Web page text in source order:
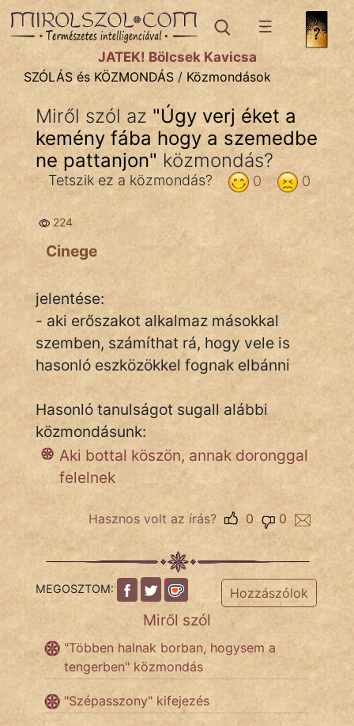
SZÓLÁS ÉS KÖZMONDÁStémák:
Bibliai
Közmondások
Rímelő
Szólások
Tréfás
IRODALOM
SZÓLÁS
KÖZMONDÁS
PSZICHO
ZENE
FILM
TÖRTÉNELEM
JÁTÉK! Bölcsek Kavicsa
SZÓLÁS és KÖZMONDÁS / Közmondások
Miről szól az "Úgy verj éket a
kemény fába hogy a szemedbe
ne pattanjon" közmondás?
0
0
Tetszik ez a közmondás?
224
Cinege
jelentése:
- aki erőszakot alkalmaz másokkal
szemben, számíthat rá, hogy vele is
hasonló eszközökkel fognak elbánni
Hasonló tanulságot sugall alábbi
közmondásunk:
Aki bottal köszön, annak doronggal
felelnek
Hasznos volt az írás? 0
0
MEGOSZTOM: Hozzászólok
Miről szól
"Többen halnak borban, hogysem a
tengerben" közmondás
"Szépasszony" kifejezés